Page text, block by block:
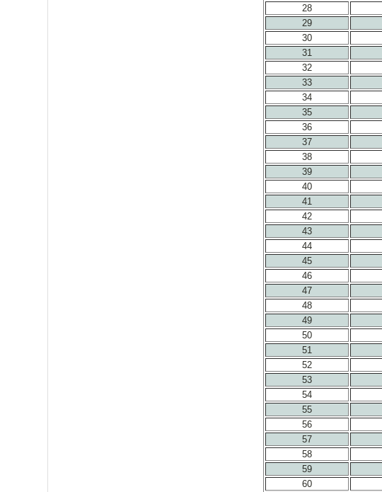
28
29
30
31
32
33
34
35
36
37
38
39
40
41
42
43
44
45
46
47
48
49
50
51
52
53
54
55
56
57
58
59
60